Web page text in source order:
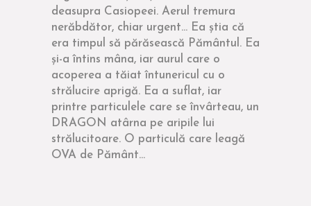
deasupra Casiopeei. Aerul tremura
nerăbdător, chiar urgent... Ea știa că
era timpul să părăsească Pământul. Ea
și-a întins mâna, iar aurul care o
acoperea a tăiat întunericul cu o
strălucire aprigă. Ea a suflat, iar
printre particulele care se învârteau, un
DRAGON atârna pe aripile lui
strălucitoare. O particulă care leagă
OVA de Pământ...